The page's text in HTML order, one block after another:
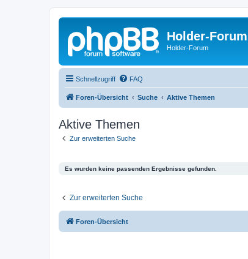
Holder-Forum
Holder-Forum
Schnellzugriff FAQ
Foren-Übersicht Suche Aktive Themen
Aktive Themen
Zur erweiterten Suche
Es wurden keine passenden Ergebnisse gefunden.
Zur erweiterten Suche
Foren-Übersicht